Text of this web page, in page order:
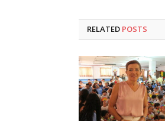
RELATED POSTS